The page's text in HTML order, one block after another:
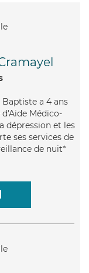
a 4 ans
Médico-
dépression et les
ses services de
de nuit*